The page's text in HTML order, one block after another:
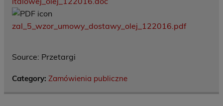
zal_5_wzor_umowy_dostawy_olej_122016.pdf
Source: Przetargi
Category: Zamówienia publiczne